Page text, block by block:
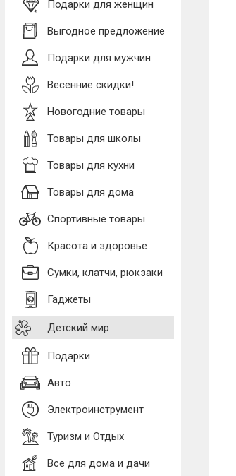
Подарки для женщин
Выгодное предложение
Подарки для мужчин
Весенние скидки!
Новогодние товары
Товары для школы
Товары для кухни
Товары для дома
Спортивные товары
Красота и здоровье
Сумки, клатчи, рюкзаки
Гаджеты
Детский мир
Подарки
Авто
Электроинструмент
Туризм и Отдых
Все для дома и дачи